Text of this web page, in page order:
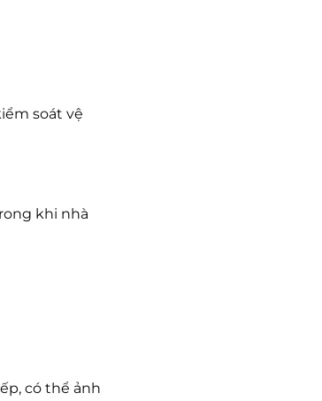
soát vệ
khi nhà
có thể ảnh